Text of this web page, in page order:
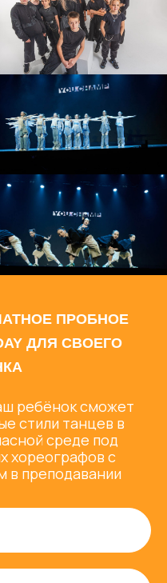
ПРОБНОЕ
ДЛЯ СВОЕГО
ребёнок сможет
стили танцев в
среде под
хореографов с
в преподавании